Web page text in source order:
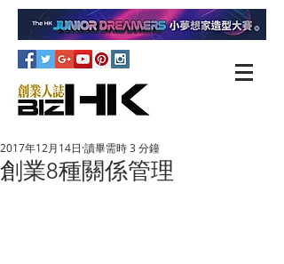
創業8種關係管理
2017年12月14日 讀畢需時 3 分鐘